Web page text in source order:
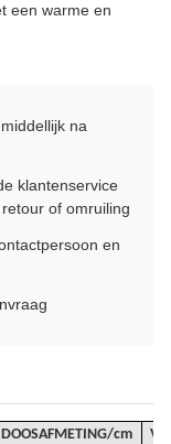
een warme en
na
klantenservice
of omruiling
en
DOOSAFMETING/cm